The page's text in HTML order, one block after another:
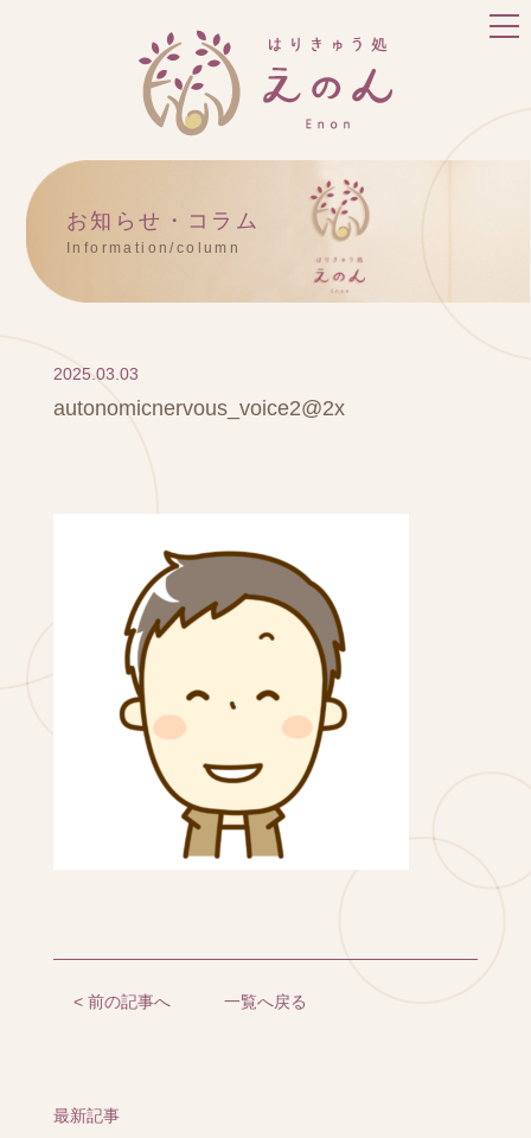
お知らせ・コラム
Information/column
2025.03.03
autonomicnervous_voice2@2x
< 前の記事へ 一覧へ戻る
最新記事